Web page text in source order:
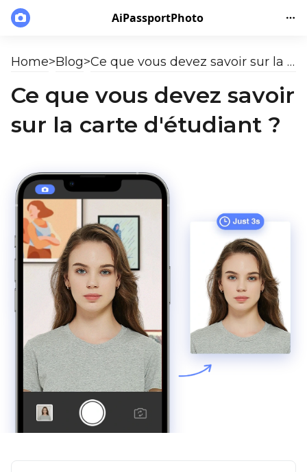
AiPassportPhoto
Home>Blog> Ce que vous devez savoir sur la carte d'étudiant ?
Ce que vous devez savoir
sur la carte d'étudiant ?